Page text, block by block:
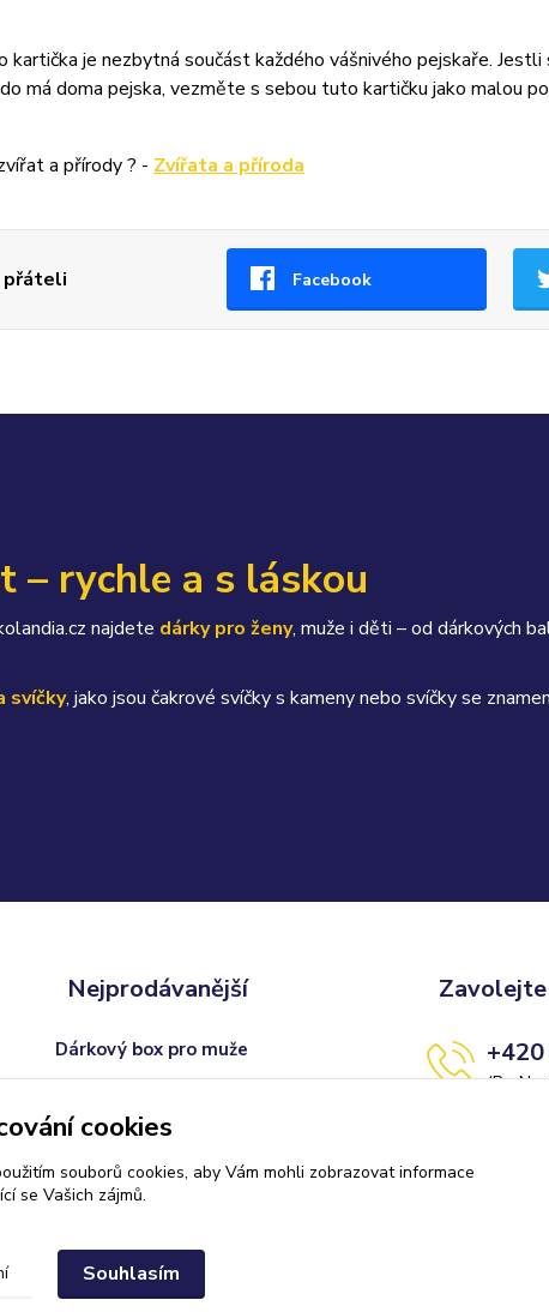
je nezbytná součást každého vášnivého pejskaře.
má doma pejska, vezměte s sebou tuto kartičku jako malou
a přírody ? - Zvířata a příroda
přáteli Facebook
– rychle a s láskou
najdete dárky pro ženy, muže i děti – od dárkových
svíčky, jako jsou čakrové svíčky s kameny nebo svíčky se
Nejprodávanější
Dárkový box pro muže
Svatební skleničky na sekt
Zavolejte
(Po-
cookies
souborů cookies, aby Vám mohli zobrazovat informace
se Vašich zájmů.
Souhlasím